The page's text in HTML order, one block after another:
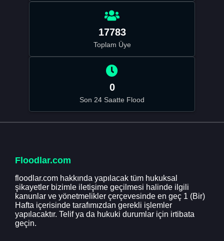
17783
Toplam Üye
0
Son 24 Saatte Flood
Floodlar.com
floodlar.com hakkında yapılacak tüm hukuksal
şikayetler bizimle iletişime geçilmesi halinde ilgili
kanunlar ve yönetmelikler çerçevesinde en geç 1 (Bir)
Hafta içerisinde tarafımızdan gerekli işlemler
yapılacaktır. Telif ya da hukuki durumlar için irtibata
geçin.